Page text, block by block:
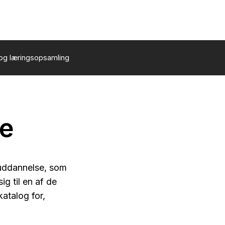
læringsopsamling
som
til en af de
for,